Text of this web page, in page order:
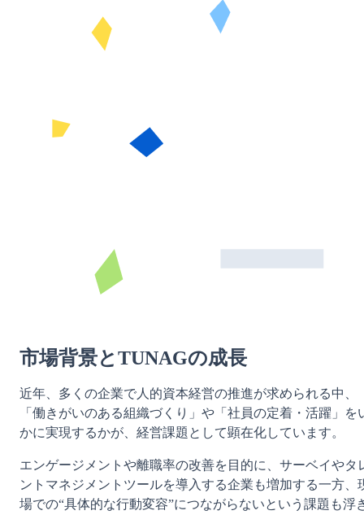
市場背景とTUNAGの成長
近年、多くの企業で人的資本経営の推進が求められる中、
「働きがいのある組織づくり」や「社員の定着・活躍」を
かに実現するかが、経営課題として顕在化しています。
エンゲージメントや離職率の改善を目的に、サーベイやタ
ントマネジメントツールを導入する企業も増加する一方、
場での“具体的な行動変容”につながらないという課題も浮